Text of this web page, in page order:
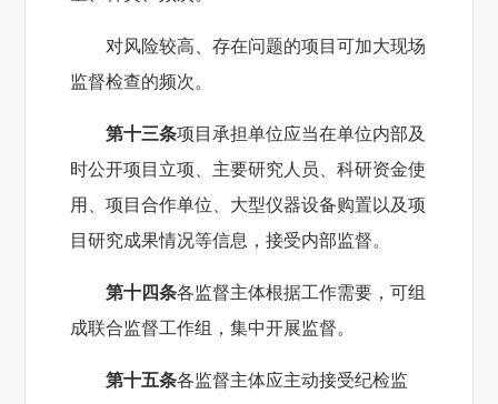
对风险较高、存在问题的项目可加大现场
监督检查的频次。
第十三条项目承担单位应当在单位内部及
时公开项目立项、主要研究人员、科研资金使
用、项目合作单位、大型仪器设备购置以及项
目研究成果情况等信息，接受内部监督。
第十四条各监督主体根据工作需要，可组
成联合监督工作组，集中开展监督。
第十五条各监督主体应主动接受纪检监